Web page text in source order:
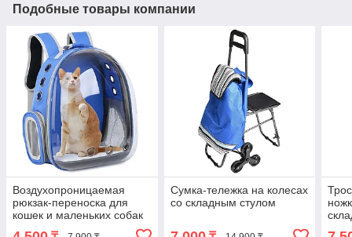
Подобные товары компании
Воздухопроницаемая
рюкзак-переноска для
кошек и маленьких собак
Сумка-тележка на колесах
со складным стулом